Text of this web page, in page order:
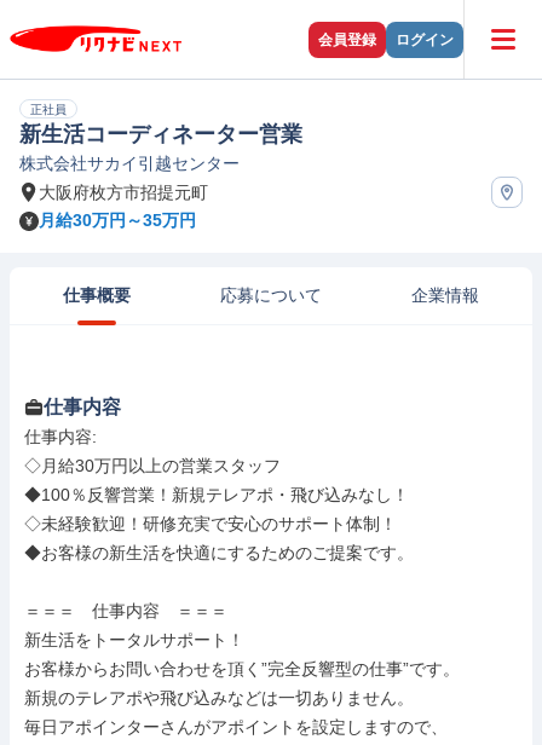
会員登録 ログイン
正社員
新生活コーディネーター営業
株式会社サカイ引越センター
大阪府枚方市招提元町
月給30万円～35万円
仕事概要 応募について 企業情報
仕事内容
仕事内容:
◇月給30万円以上の営業スタッフ
◆100％反響営業！新規テレアポ・飛び込みなし！
◇未経験歓迎！研修充実で安心のサポート体制！
◆お客様の新生活を快適にするためのご提案です。
＝＝＝　仕事内容　＝＝＝
新生活をトータルサポート！
お客様からお問い合わせを頂く”完全反響型の仕事”です。
新規のテレアポや飛び込みなどは一切ありません。
毎日アポインターさんがアポイントを設定しますので、